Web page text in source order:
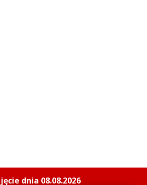
dnia 08.08.2026